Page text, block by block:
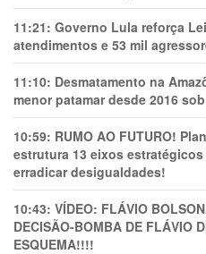
11:21: Governo Lula reforça
atendimentos e 53 mil
11:10: Desmatamento na
menor patamar desde 2016
10:59: RUMO AO FUTURO!
estrutura 13 eixos
erradicar desigualdades!
10:43: VÍDEO: FLÁVIO
DECISÃO-BOMBA DE FLÁVIO
ESQUEMA!!!!